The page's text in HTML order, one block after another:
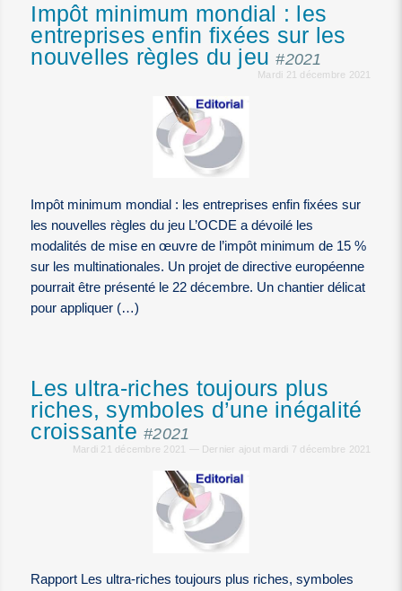
Impôt minimum mondial : les
entreprises enfin fixées sur les
nouvelles règles du jeu#2021
Mardi 21 décembre 2021
Impôt minimum mondial : les entreprises enfin fixées sur
les nouvelles règles du jeu L’OCDE a dévoilé les
modalités de mise en œuvre de l’impôt minimum de 15 %
sur les multinationales. Un projet de directive européenne
pourrait être présenté le 22 décembre. Un chantier délicat
pour appliquer (…)
Les ultra-riches toujours plus
riches, symboles d’une inégalité
croissante#2021
Mardi 21 décembre 2021 — Dernier ajout mardi 7 décembre 2021
Rapport Les ultra-riches toujours plus riches, symboles